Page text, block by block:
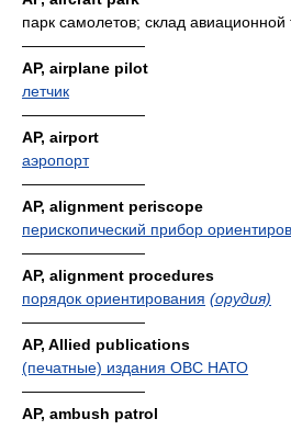
парк самолетов; склад авиационной
————————
AP, airplane pilot
летчик
————————
AP, airport
аэропорт
————————
AP, alignment periscope
перископический прибор
————————
AP, alignment procedures
порядок ориентирования (орудия)
————————
AP, Allied publications
(печатные) издания ОВС НАТО
————————
AP, ambush patrol